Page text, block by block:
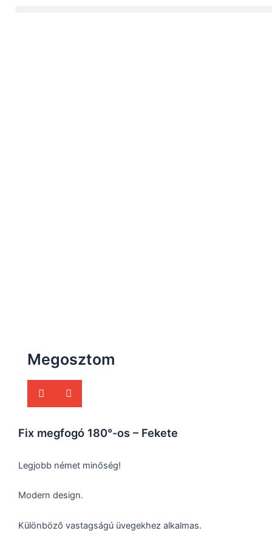
Fix megfogó 180°-os – Fekete
Legjobb német minőség!
Modern design.
Különböző vastagságú üvegekhez alkalmas.
Megosztom